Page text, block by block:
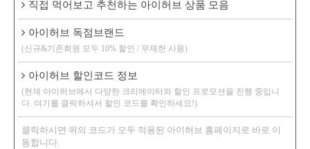
직접 먹어보고 추천하는 아이허브 상품 모음
아이허브 독점브랜드
(신규&기존회원 모두 10% 할인 / 무제한 사용)
아이허브 할인코드 정보
(현재 아이허브에서 다양한 크리에이터와 할인 프로모션을 진행 중입니
다. 여기를 클릭하셔서 할인 코드를 확인하세요!)
클릭하시면 위의 코드가 모두 적용된 아이허브 홈페이지로 바로 이
동합니다.